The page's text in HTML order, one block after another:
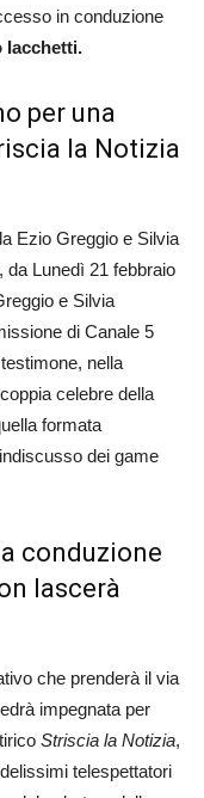
in conduzione
Iacchetti.
per una
la Notizia
Ezio Greggio e Silvia
da Lunedì 21 febbraio
e Silvia
di Canale 5
nella
celebre della
formata
dei game
conduzione
lascerà
che prenderà il via
impegnata per
Striscia la Notizia,
telespettatori